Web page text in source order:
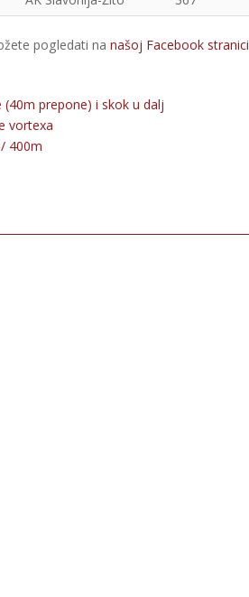
pogledati na našoj Facebook stranici
prepone) i skok u dalj
vortexa
400m